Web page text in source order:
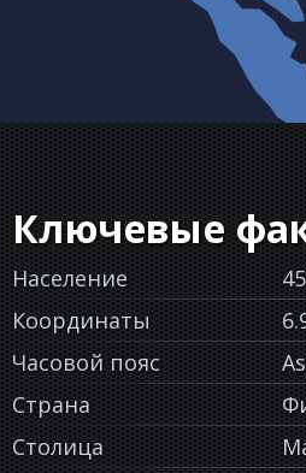
Ключевые
Население
Координаты
Часовой пояс
Страна
Столица